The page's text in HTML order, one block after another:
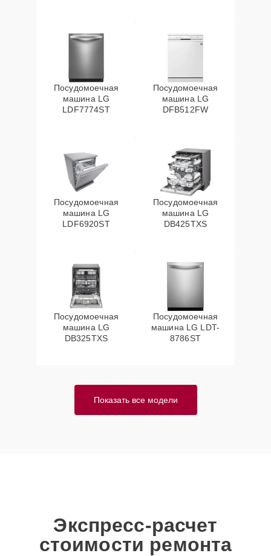
Посудомоечная
машина LG
LDF7774ST
Посудомоечная
машина LG
DFB512FW
Посудомоечная
машина LG
LDF6920ST
Посудомоечная
машина LG
DB425TXS
Посудомоечная
машина LG
DB325TXS
Посудомоечная
машина LG LDT-
8786ST
Показать все модели
Экспресс-расчет
стоимости ремонта